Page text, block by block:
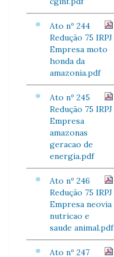
Ato nº 244
Redução 75 IRPJ
Empresa moto
honda da
amazonia.pdf
Ato nº 245
Redução 75 IRPJ
Empresa
amazonas
geracao de
energia.pdf
Ato nº 246
Redução 75 IRPJ
Empresa neovia
nutricao e
saude animal.pdf
Ato nº 247